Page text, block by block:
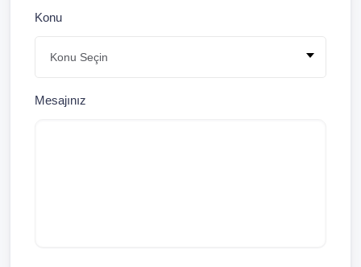
Konu
Konu Seçin
Mesajınız